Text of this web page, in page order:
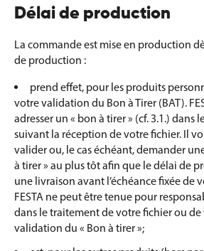
Délai de production
La commande est mise en production
de production :
prend effet, pour les produits
votre validation du Bon à Tirer (BAT).
adresser un « bon à tirer » (cf. 3.1.) dans
suivant la réception de votre fichier. Il
valider ou, le cas échéant, demander
à tirer » au plus tôt afin que le délai de
une livraison avant l’échéance fixée de
FESTA ne peut être tenue pour
dans le traitement de votre fichier ou
validation du « Bon à tirer »;